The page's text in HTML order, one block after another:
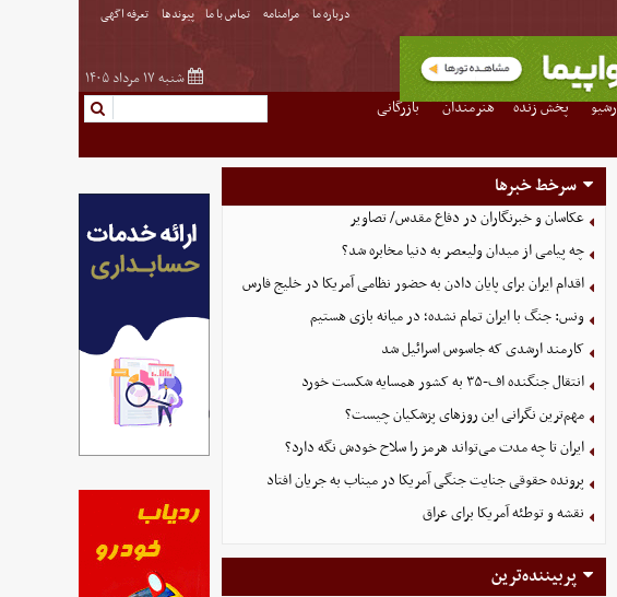
درباره ما مرامنامه تماس با ما پیوندها تعرفه اگهی
شنبه ۱۷ مرداد ۱۴۰۵
پخش زنده هنرمندان
بازرگانی
سرخط خبرها
عکاسان و خبرنگاران در دفاع مقدس/ تصاویر
چه پیامی از میدان ولیعصر به دنیا مخابره شد؟
اقدام ایران برای پایان دادن به حضور نظامی آمریکا در خلیج فارس
ونس: جنگ با ایران تمام نشده؛ در میانه بازی هستیم
کارمند ارشدی که جاسوس اسرائیل شد
انتقال جنگنده اف-۳۵ به کشور همسایه شکست خورد
مهم‌ترین نگرانی‌ این روزهای پزشکیان چیست؟
ایران تا چه مدت می‌تواند هرمز را سلاح خودش نگه دارد؟
پرونده حقوقی جنایت جنگی آمریکا در میناب به جریان افتاد
نقشه و توطئه آمریکا برای عراق
پربیننده‌ترین